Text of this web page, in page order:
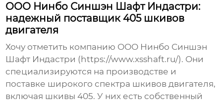
ООО Нинбо Синшэн Шафт Индастри:
надежный поставщик 405 шкивов
двигателя
Хочу отметить компанию ООО Нинбо Синшэн
Шафт Индастри (https://www.xsshaft.ru/). Они
специализируются на производстве и
поставке широкого спектра шкивов двигателя,
включая шкивы 405. У них есть собственный